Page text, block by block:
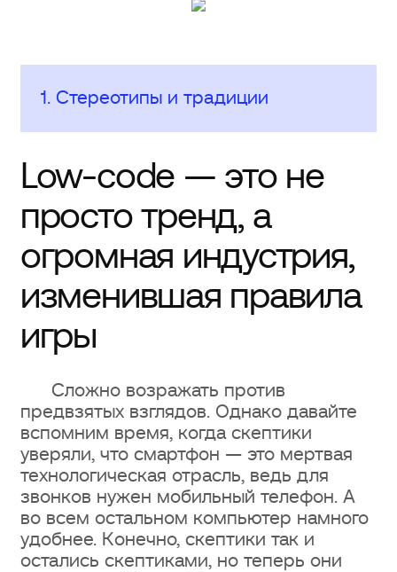
1. Стереотипы и традиции
Low-code — это не
просто тренд, а
огромная индустрия,
изменившая правила
игры
Сложно возражать против
предвзятых взглядов. Однако давайте
вспомним время, когда скептики
уверяли, что смартфон — это мертвая
технологическая отрасль, ведь для
звонков нужен мобильный телефон. А
во всем остальном компьютер намного
удобнее. Конечно, скептики так и
остались скептиками, но теперь они